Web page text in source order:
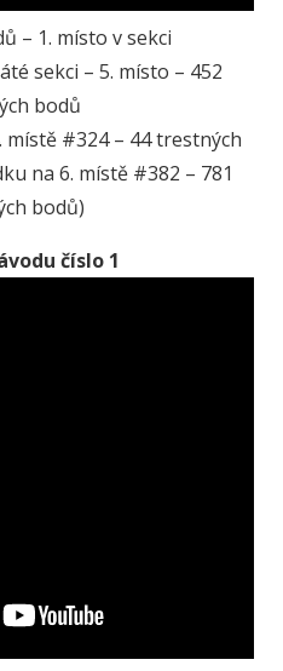
– 1. místo v sekci
sekci – 5. místo – 452
bodů
#324 – 44 trestných
na 6. místě #382 – 781
bodů)
číslo 1